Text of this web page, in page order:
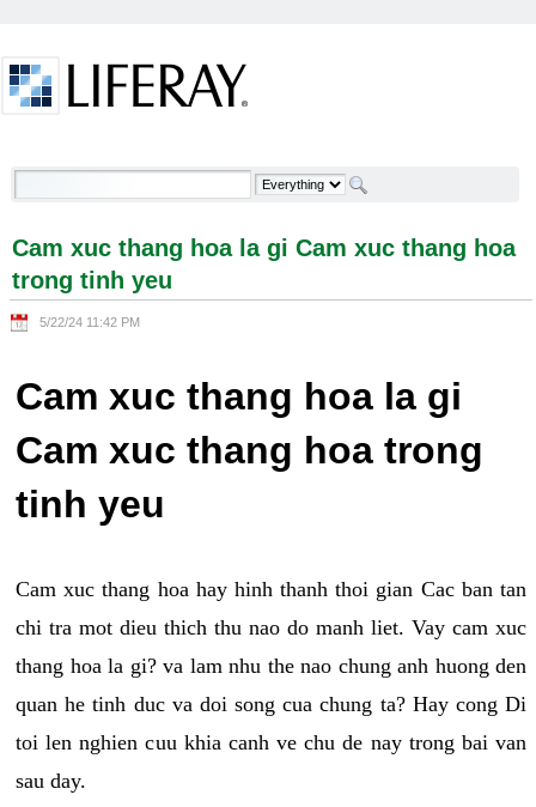
Cam xuc thang hoa la gi Cam xuc thang hoa trong
Cam xuc thang hoa la gi Cam xuc thang hoa
trong tinh yeu
5/22/24 11:42 PM
Cam xuc thang hoa la gi
Cam xuc thang hoa trong
tinh yeu
Cam xuc thang hoa hay hinh thanh thoi gian Cac ban tan
chi tra mot dieu thich thu nao do manh liet. Vay cam xuc
thang hoa la gi? va lam nhu the nao chung anh huong den
quan he tinh duc va doi song cua chung ta? Hay cong Di
toi len nghien cuu khia canh ve chu de nay trong bai van
sau day.